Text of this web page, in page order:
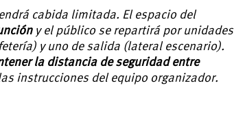
cabida limitada. El espacio del
y el público se repartirá por unidades
y uno de salida (lateral escenario).
la distancia de seguridad entre
instrucciones del equipo organizador.